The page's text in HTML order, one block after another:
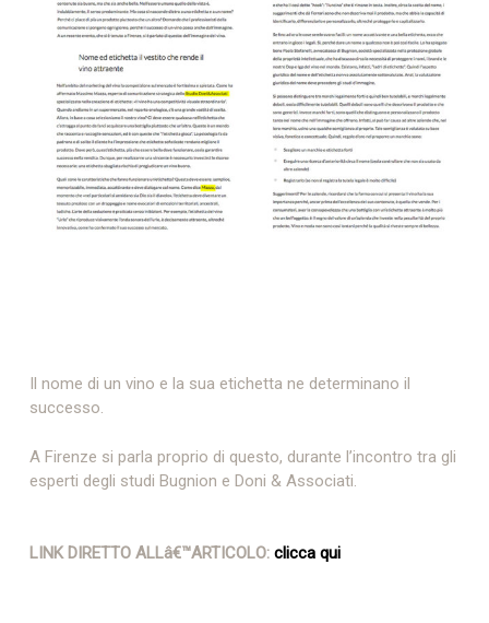
Il nome di un vino e la sua etichetta ne determinano il
successo.
A Firenze si parla proprio di questo, durante l’incontro tra gli
esperti degli studi Bugnion e Doni & Associati.
LINK DIRETTO ALLâ€™ARTICOLO: clicca qui